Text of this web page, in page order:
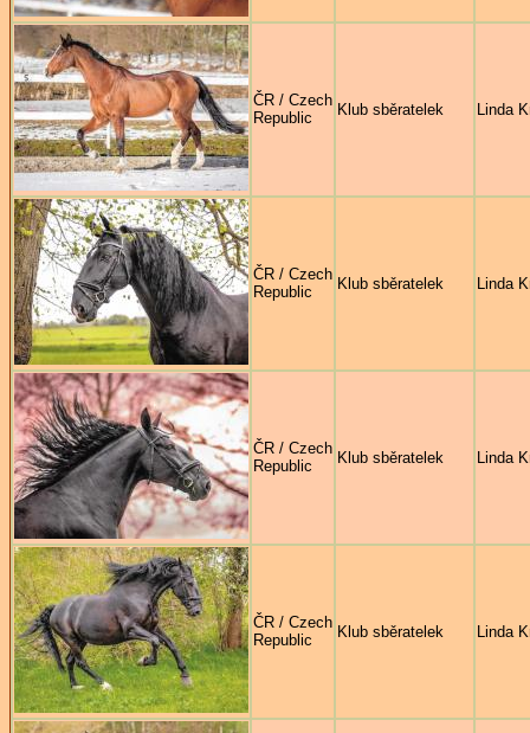
ČR / Czech
Republic
Klub sběratelek Linda
ČR / Czech
Republic
Klub sběratelek Linda
ČR / Czech
Republic
Klub sběratelek Linda
ČR / Czech
Republic
Klub sběratelek Linda